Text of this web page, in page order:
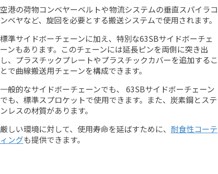
空港の荷物コンベヤーベルトや物流システムの垂直スパイラコ
ンベヤなど、旋回を必要とする搬送システムで使用されます。
標準サイドボーチェーンに加え、特別な63SBサイドボーチェ
ーンもあります。このチェーンには延長ピンを両側に突き出
し、プラスチックプレートやプラスチックカバーを追加するこ
とで曲線搬送用チェーンを構成できます。
一般的なサイドボーチェーンでも、 63SBサイドボーチェーン
でも、標準スプロケットで使用できます。また、炭素鋼とステ
ンレスの材質があります。
厳しい環境に対して、使用寿命を延ばすために、 耐食性コーテ
ィングも提供できます。